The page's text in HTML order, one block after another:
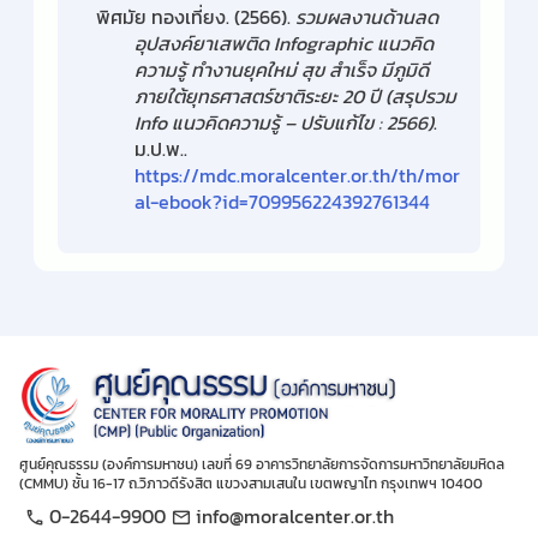
พิศมัย ทองเที่ยง. (2566). รวมผลงานด้านลด
อุปสงค์ยาเสพติด Infographic แนวคิด
ความรู้ ทำงานยุคใหม่ สุข สำเร็จ มีภูมิดี
ภายใต้ยุทธศาสตร์ชาติระยะ 20 ปี (สรุปรวม
Info แนวคิดความรู้ – ปรับแก้ไข : 2566).
ม.ป.พ..
https://mdc.moralcenter.or.th/th/mor
al-ebook?id=709956224392761344
ศูนย์คุณธรรม (องค์การมหาชน) เลขที่ 69 อาคารวิทยาลัยการจัดการมหาวิทยาลัยมหิดล
(CMMU) ชั้น 16-17 ถ.วิภาวดีรังสิต แขวงสามเสนใน เขตพญาไท กรุงเทพฯ 10400
0-2644-9900
info@moralcenter.or.th